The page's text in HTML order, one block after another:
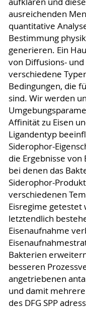
ausreichenden
quantitative
Bestimmung
generieren. Ein
von Diffusions-
verschiedene
Bedingungen, die
sind. Wir werden
Affinität zu Eisen
Ligandentyp
Siderophor-
die Ergebnisse
bei denen das
Siderophor-
verschiedenen
Eisregime getestet
letztendlich
Eisenaufnahme
Bakterien
besseren
angetriebenen
und damit
des DFG SPP